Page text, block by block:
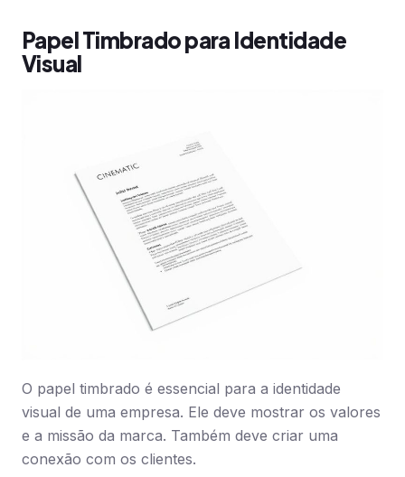
Papel Timbrado para Identidade
Visual
O papel timbrado é essencial para a identidade
visual de uma empresa. Ele deve mostrar os valores
e a missão da marca. Também deve criar uma
conexão com os clientes.